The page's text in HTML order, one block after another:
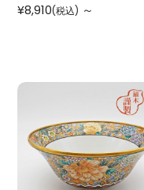
¥8,910(税込) ～